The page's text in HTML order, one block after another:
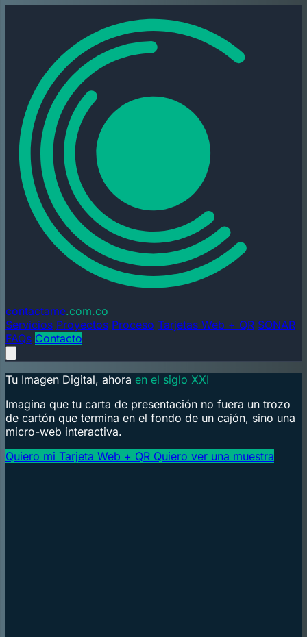
contactame.com.co
Servicios Proyectos Proceso Tarjetas Web + QR SONAR
FAQs Contacto
Tu Imagen Digital, ahora en el siglo XXI
Imagina que tu carta de presentación no fuera un trozo
de cartón que termina en el fondo de un cajón, sino una
micro-web interactiva.
Quiero mi Tarjeta Web + QR Quiero ver una muestra